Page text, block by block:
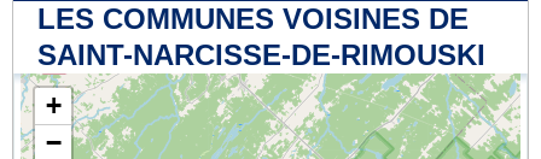
LES COMMUNES VOISINES DE
SAINT-NARCISSE-DE-RIMOUSKI
+
−